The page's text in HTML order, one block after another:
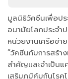
มูลนิธิวัคซีนเพื่อป
อนามัยโลกประจำ
หน่วยงานเครือข่า
“วัคซีนกับการสร้า
สำคัญและจำเป็นแ
เสริมภูมิคุ้มกันโร